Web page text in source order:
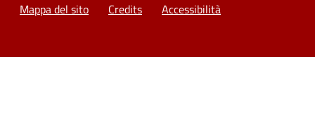
Mappa del sito Credits Accessibilità